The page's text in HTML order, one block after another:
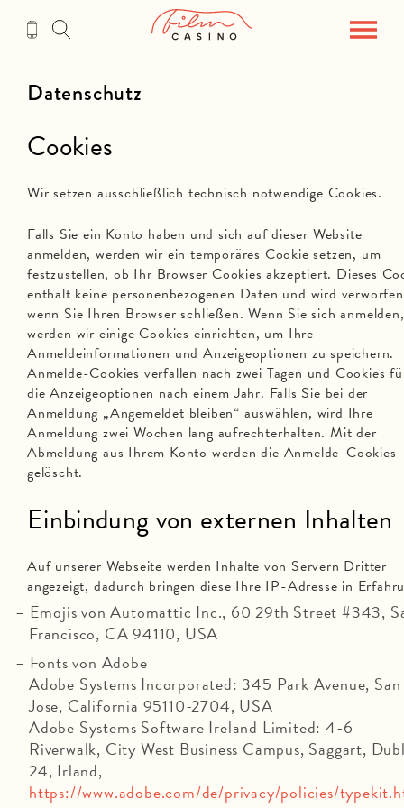
Inhalt
Datenschutz
Cookies
Wir setzen ausschließlich technisch notwendige Cookies.
Falls Sie ein Konto haben und sich auf dieser Website
anmelden, werden wir ein temporäres Cookie setzen, um
festzustellen, ob Ihr Browser Cookies akzeptiert. Dieses
enthält keine personenbezogenen Daten und wird
wenn Sie Ihren Browser schließen. Wenn Sie sich anmelden,
werden wir einige Cookies einrichten, um Ihre
Anmeldeinformationen und Anzeigeoptionen zu speichern.
Anmelde-Cookies verfallen nach zwei Tagen und Cookies
die Anzeigeoptionen nach einem Jahr. Falls Sie bei der
Anmeldung „Angemeldet bleiben“ auswählen, wird Ihre
Anmeldung zwei Wochen lang aufrechterhalten. Mit der
Abmeldung aus Ihrem Konto werden die Anmelde-Cookies
gelöscht.
Einbindung von externen Inhalten
Auf unserer Webseite werden Inhalte von Servern Dritter
angezeigt, dadurch bringen diese Ihre IP-Adresse in
Emojis von Automattic Inc., 60 29th Street #343,
Francisco, CA 94110, USA
Fonts von Adobe
Adobe Systems Incorporated: 345 Park Avenue, San
Jose, California 95110-2704, USA
Adobe Systems Software Ireland Limited: 4-6
Riverwalk, City West Business Campus, Saggart,
24, Irland,
https://www.adobe.com/de/privacy/policies/